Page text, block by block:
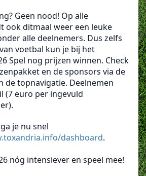
Geen nood! Op alle
ook ditmaal weer een leuke
alle deelnemers. Dus zelfs
voetbal kun je bij het
Spel nog prijzen winnen. Check
en de sponsors via de
de topnavigatie. Deelnemen
(7 euro per ingevuld
je nu snel
dashboard.
nóg intensiever en speel mee!